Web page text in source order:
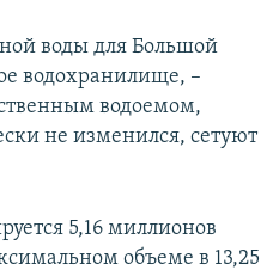
воды для Большой
водохранилище, –
водоемом,
не изменился, сетуют
5,16 миллионов
объеме в 13,25